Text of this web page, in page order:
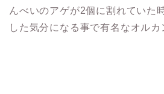
んべいのアゲが2個に割れていた
した気分になる事で有名なオルカ